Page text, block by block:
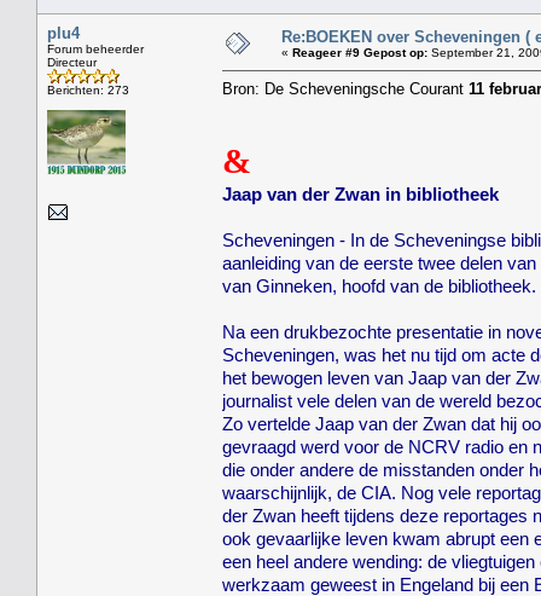
plu4
Forum beheerder
Directeur
Berichten: 273
Re:BOEKEN over Scheveningen (
« Reageer #9 Gepost op: September 21,
Bron: De Scheveningsche Courant 11
&
Jaap van der Zwan in bibliotheek
Scheveningen - In de Scheveningse
aanleiding van de eerste twee delen
van Ginneken, hoofd van de bibliotheek.
Na een drukbezochte presentatie in
Scheveningen, was het nu tijd om acte
het bewogen leven van Jaap van der
journalist vele delen van de wereld
Zo vertelde Jaap van der Zwan dat hij
gevraagd werd voor de NCRV radio en
die onder andere de misstanden onder
waarschijnlijk, de CIA. Nog vele
der Zwan heeft tijdens deze reportages
ook gevaarlijke leven kwam abrupt een
een heel andere wending: de
werkzaam geweest in Engeland bij een